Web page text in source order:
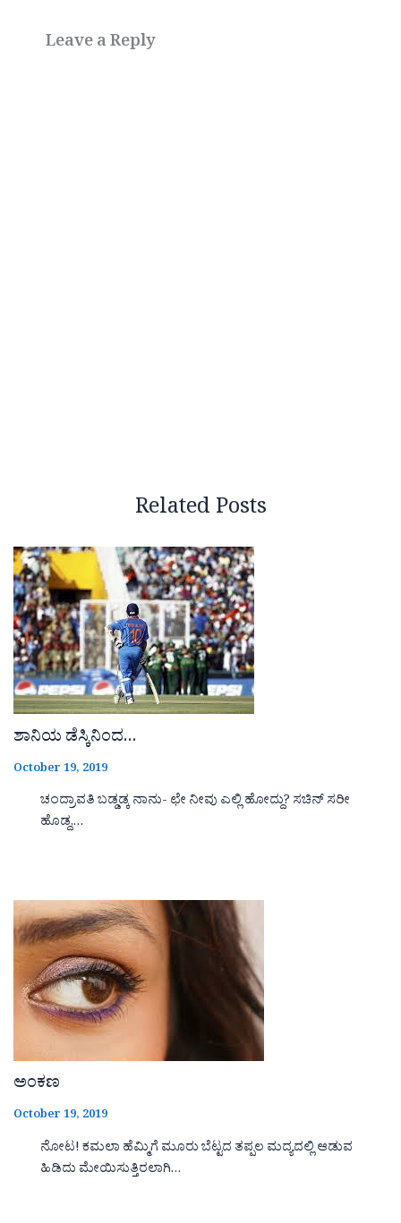
Leave a Reply
Related Posts
ಶಾನಿಯ ಡೆಸ್ಕಿನಿಂದ…
October 19, 2019
ಚಂದ್ರಾವತಿ ಬಡ್ಡಡ್ಕ ನಾನು- ಛೇ ನೀವು ಎಲ್ಲಿ ಹೋದ್ದು? ಸಚಿನ್ ಸರೀ
ಹೊಡ್ದ,…
ಅಂಕಣ
October 19, 2019
ನೋಟ! ಕಮಲಾ ಹೆಮ್ಮಿಗೆ ಮೂರು ಬೆಟ್ಟದ ತಪ್ಪಲ ಮದ್ಯದಲ್ಲಿ ಆಡುವ
ಹಿಡಿದು ಮೇಯಿಸುತ್ತಿರಲಾಗಿ…